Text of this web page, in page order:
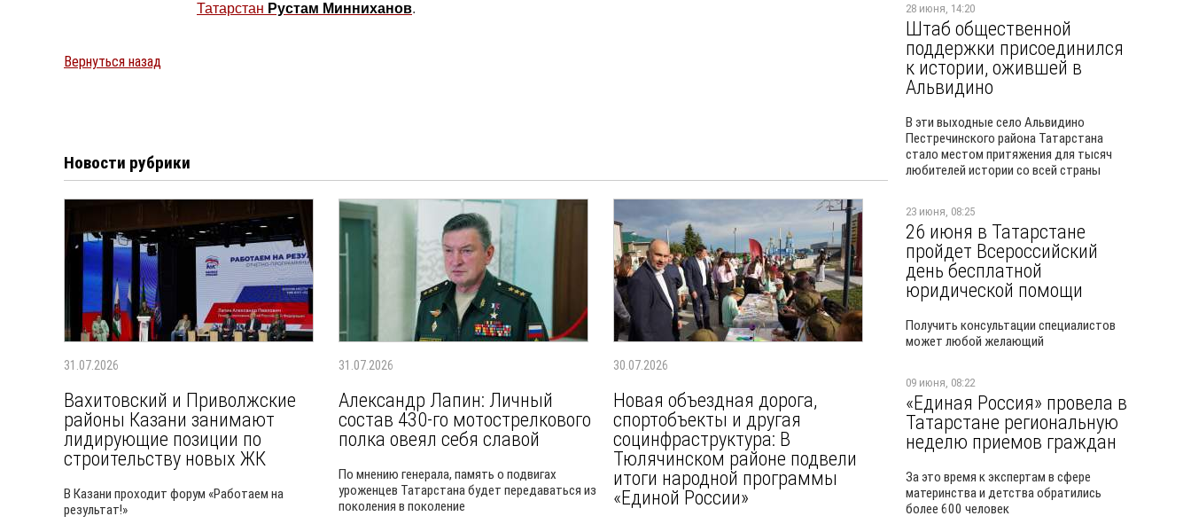
Татарстан Рустам Минниханов.
Вернуться назад
Новости рубрики
31.07.2026
Вахитовский и Приволжские
районы Казани занимают
лидирующие позиции по
строительству новых ЖК
В Казани проходит форум «Работаем на
результат!»
31.07.2026
Александр Лапин: Личный
состав 430-го мотострелкового
полка овеял себя славой
По мнению генерала, память о подвигах
уроженцев Татарстана будет передаваться из
поколения в поколение
30.07.2026
Новая объездная дорога,
спортобъекты и другая
социнфраструктура: В
Тюлячинском районе подвели
итоги народной программы
«Единой России»
28 июня, 14:20
Штаб общественной
поддержки присоединился
к истории, ожившей в
Альвидино
В эти выходные село Альвидино
Пестречинского района Татарстана
стало местом притяжения для тысяч
любителей истории со всей страны
23 июня, 08:25
26 июня в Татарстане
пройдет Всероссийский
день бесплатной
юридической помощи
Получить консультации специалистов
может любой желающий
09 июня, 08:22
«Единая Россия» провела в
Татарстане региональную
неделю приемов граждан
За это время к экспертам в сфере
материнства и детства обратились
более 600 человек